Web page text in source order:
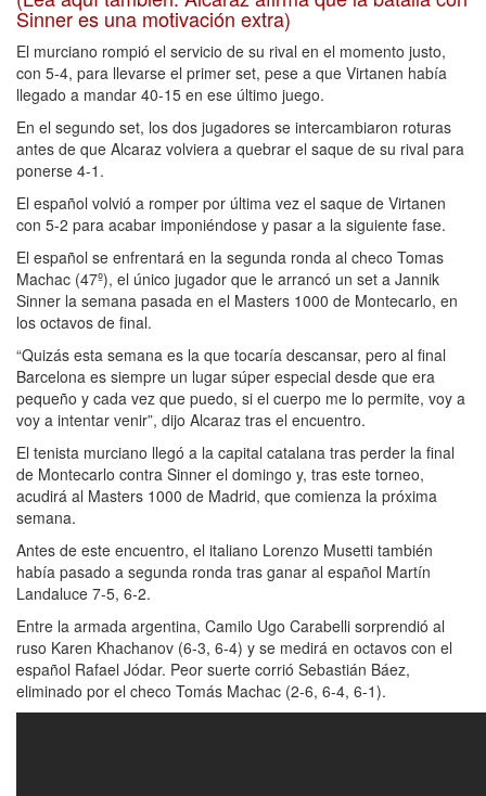
Sinner es una motivación extra)
El murciano rompió el servicio de su rival en el momento justo,
con 5-4, para llevarse el primer set, pese a que Virtanen había
llegado a mandar 40-15 en ese último juego.
En el segundo set, los dos jugadores se intercambiaron roturas
antes de que Alcaraz volviera a quebrar el saque de su rival para
ponerse 4-1.
El español volvió a romper por última vez el saque de Virtanen
con 5-2 para acabar imponiéndose y pasar a la siguiente fase.
El español se enfrentará en la segunda ronda al checo Tomas
Machac (47º), el único jugador que le arrancó un set a Jannik
Sinner la semana pasada en el Masters 1000 de Montecarlo, en
los octavos de final.
“Quizás esta semana es la que tocaría descansar, pero al final
Barcelona es siempre un lugar súper especial desde que era
pequeño y cada vez que puedo, si el cuerpo me lo permite, voy a
voy a intentar venir”, dijo Alcaraz tras el encuentro.
El tenista murciano llegó a la capital catalana tras perder la final
de Montecarlo contra Sinner el domingo y, tras este torneo,
acudirá al Masters 1000 de Madrid, que comienza la próxima
semana.
Antes de este encuentro, el italiano Lorenzo Musetti también
había pasado a segunda ronda tras ganar al español Martín
Landaluce 7-5, 6-2.
Entre la armada argentina, Camilo Ugo Carabelli sorprendió al
ruso Karen Khachanov (6-3, 6-4) y se medirá en octavos con el
español Rafael Jódar. Peor suerte corrió Sebastián Báez,
eliminado por el checo Tomás Machac (2-6, 6-4, 6-1).